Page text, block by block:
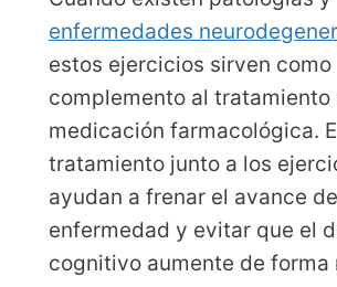
enfermedades
estos ejercicios sirven como
complemento al tratamiento
medicación farmacológica.
tratamiento junto a los
ayudan a frenar el avance
enfermedad y evitar que el
cognitivo aumente de forma